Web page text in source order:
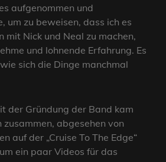
aufgenommen und
um zu beweisen, dass ich es
mit Nick und Neal zu machen,
und lohnende Erfahrung. Es
sich die Dinge manchmal
der Gründung der Band kam
zusammen, abgesehen von
auf der „Cruise To The Edge“
ein paar Videos für das